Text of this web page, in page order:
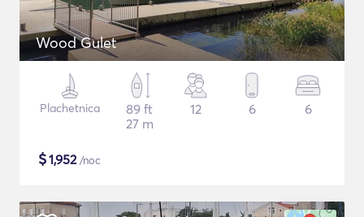
Wood Gulet
Plachetnica
89 ft
27 m
12 6 6
$1,952/noc